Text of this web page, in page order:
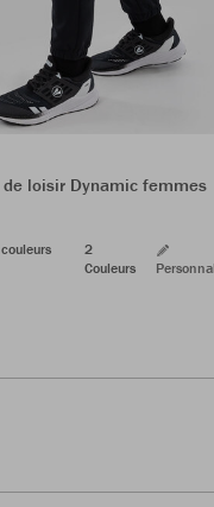
de loisir Dynamic femmes
2
Couleurs